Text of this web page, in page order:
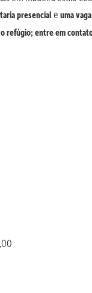
presenciale uma
refúgio; entre em